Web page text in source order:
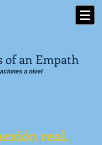
of an Empath
a nivel
real.